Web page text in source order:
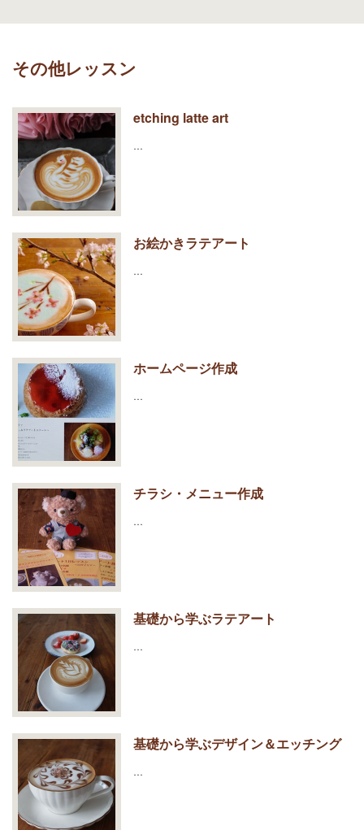
その他レッスン
etching latte art
…
お絵かきラテアート
…
ホームページ作成
…
チラシ・メニュー作成
…
基礎から学ぶラテアート
…
基礎から学ぶデザイン＆エッチング
…